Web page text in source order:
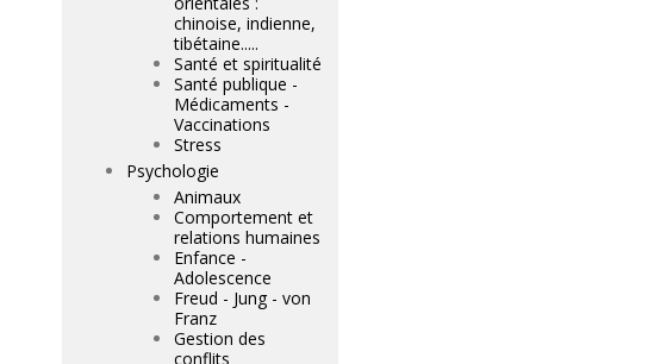
chinoise, indienne,
tibétaine.....
Santé et spiritualité
Santé publique -
Médicaments -
Vaccinations
Stress
Psychologie
Animaux
Comportement et
relations humaines
Enfance -
Adolescence
Freud - Jung - von
Franz
Gestion des
conflits